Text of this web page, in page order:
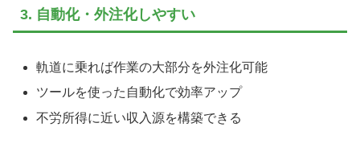
3. 自動化・外注化しやすい
軌道に乗れば作業の大部分を外注化可能
ツールを使った自動化で効率アップ
不労所得に近い収入源を構築できる